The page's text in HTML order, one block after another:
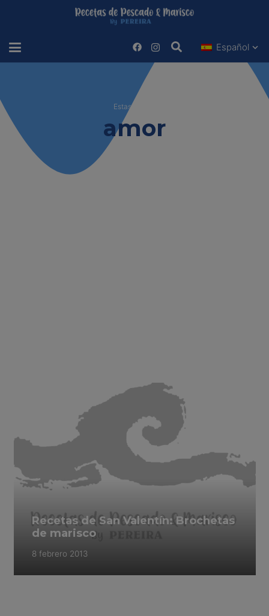
Español
Estas viendo
amor
Recetas de San Valentín: Brochetas
de marisco
8 febrero 2013